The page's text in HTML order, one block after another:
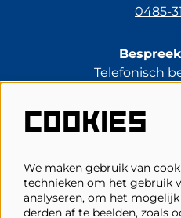
0485-
Telefonisch
0485-
COOKIES
We maken gebruik van
technieken om het gebruik
analyseren, om het
derden af te beelden, zoals